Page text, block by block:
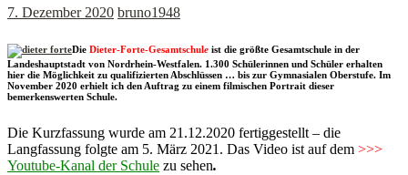
7. Dezember 2020 bruno1948
Die Dieter-Forte-Gesamtschule ist die größte Gesamtschule in der
Landeshauptstadt von Nordrhein-Westfalen. 1.300 Schülerinnen und Schüler erhalten
hier die Möglichkeit zu qualifizierten Abschlüssen … bis zur Gymnasialen Oberstufe. Im
November 2020 erhielt ich den Auftrag zu einem filmischen Portrait dieser
bemerkenswerten Schule.
Die Kurzfassung wurde am 21.12.2020 fertiggestellt – die
Langfassung folgte am 5. März 2021. Das Video ist auf dem >>>
Youtube-Kanal der Schule zu sehen.